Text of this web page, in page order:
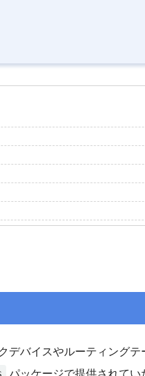
デバイスやルーティング
パッケージで提供されてい